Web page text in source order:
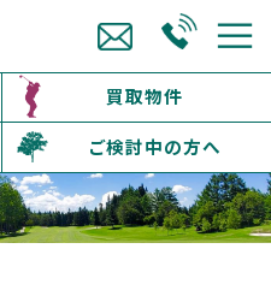
買取物件
ご検討中の方へ